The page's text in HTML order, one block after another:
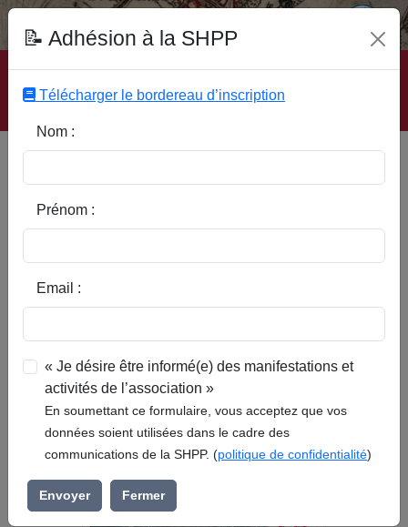
Accueil | Site SHPP | Auteurs | Editeurs | Rubriques |
Sous-Rubriques | Mots-Clefs | Contact
1922)
📝 Adhésion à la SHPP
Télécharger le bordereau d’inscription
Nom :
Prénom :
Email :
« Je désire être informé(e) des manifestations et
activités de l’association »
En soumettant ce formulaire, vous acceptez que vos
données soient utilisées dans le cadre des
communications de la SHPP. (politique de confidentialité)
Envoyer Fermer